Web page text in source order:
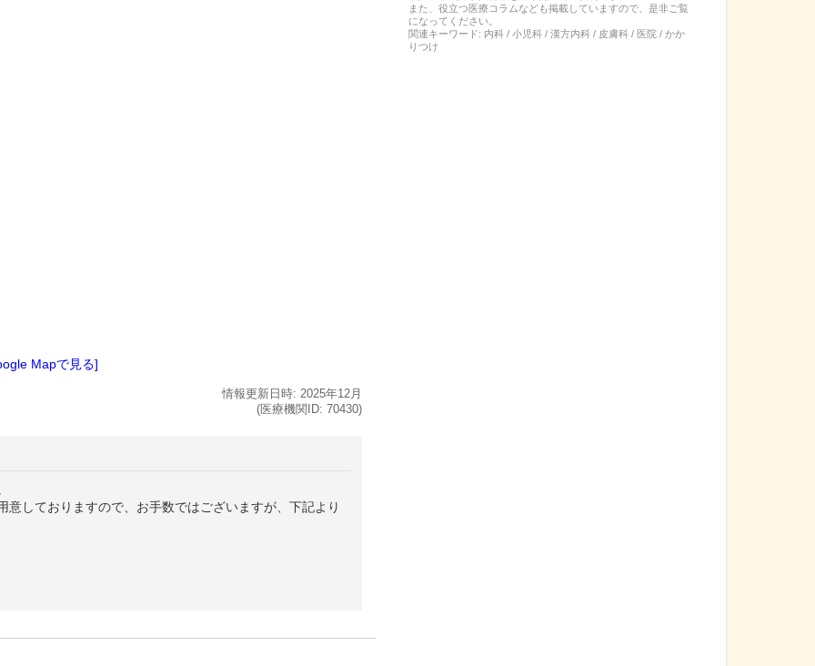
Mapで見る]
情報更新日時: 2025年12月
(医療機関ID: 70430)
しておりますので、お手数ではございますが、下記より
また、役立つ医療コラムなども掲載していますので、是非ご覧
になってください。
関連キーワード: 内科 / 小児科 / 漢方内科 / 皮膚科 / 医院 / かか
りつけ